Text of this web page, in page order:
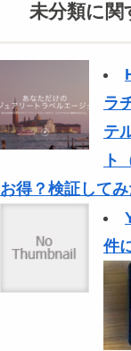
未分類に関
ラ
テ
ト
お得？検証してみ
件